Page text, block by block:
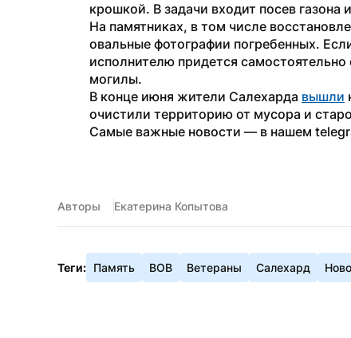
крошкой. В задачи входит посев газона
На памятниках, в том числе
овальные фотографии погребенных.
исполнителю придется
могилы.
В конце июня жители Салехарда вышли
очистили территорию от мусора и
Самые важные новости — в нашем
Авторы Екатерина Копытова
Теги: Память ВОВ Ветераны Салехард